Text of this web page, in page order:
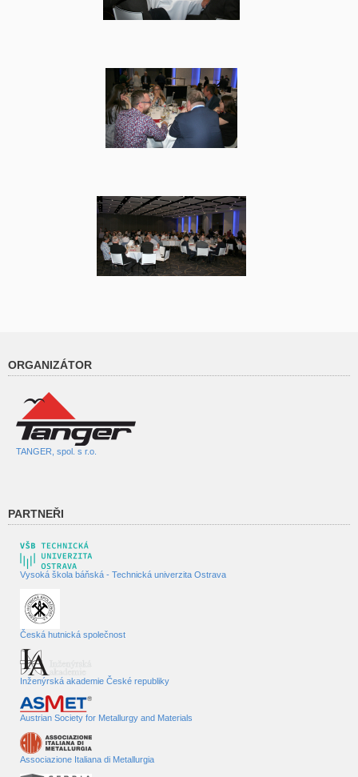
ORGANIZÁTOR
TANGER, spol. s r.o.
PARTNEŘI
Vysoká škola báňská - Technická univerzita Ostrava
Česká hutnická společnost
Inženýrská akademie České republiky
Austrian Society for Metallurgy and Materials
Associazione Italiana di Metallurgia